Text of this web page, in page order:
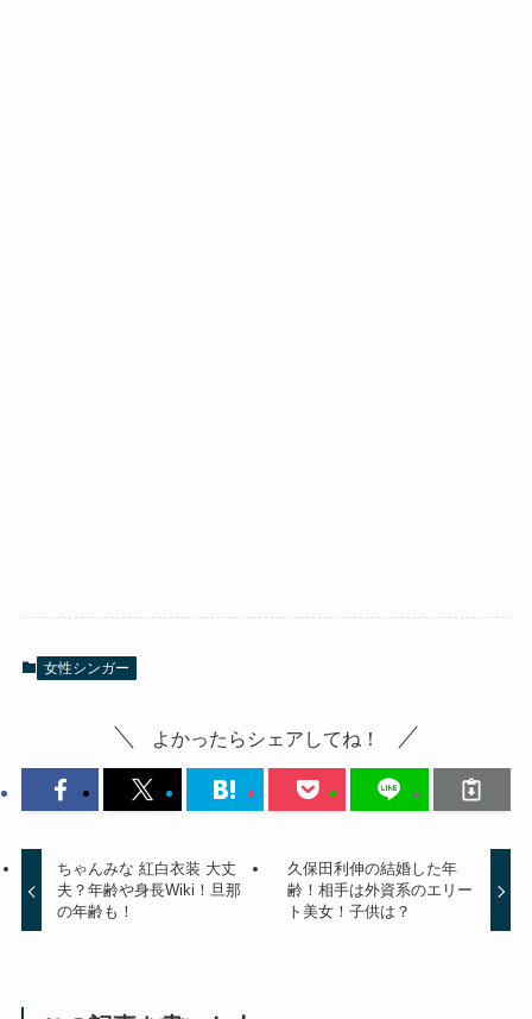
女性シンガー
よかったらシェアしてね！
ちゃんみな 紅白衣装 大丈
夫？年齢や身長Wiki！旦那
の年齢も！
久保田利伸の結婚した年
齢！相手は外資系のエリー
ト美女！子供は？